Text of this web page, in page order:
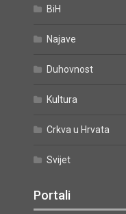
BiH
Najave
Duhovnost
Kultura
Crkva u Hrvata
Svijet
Portali